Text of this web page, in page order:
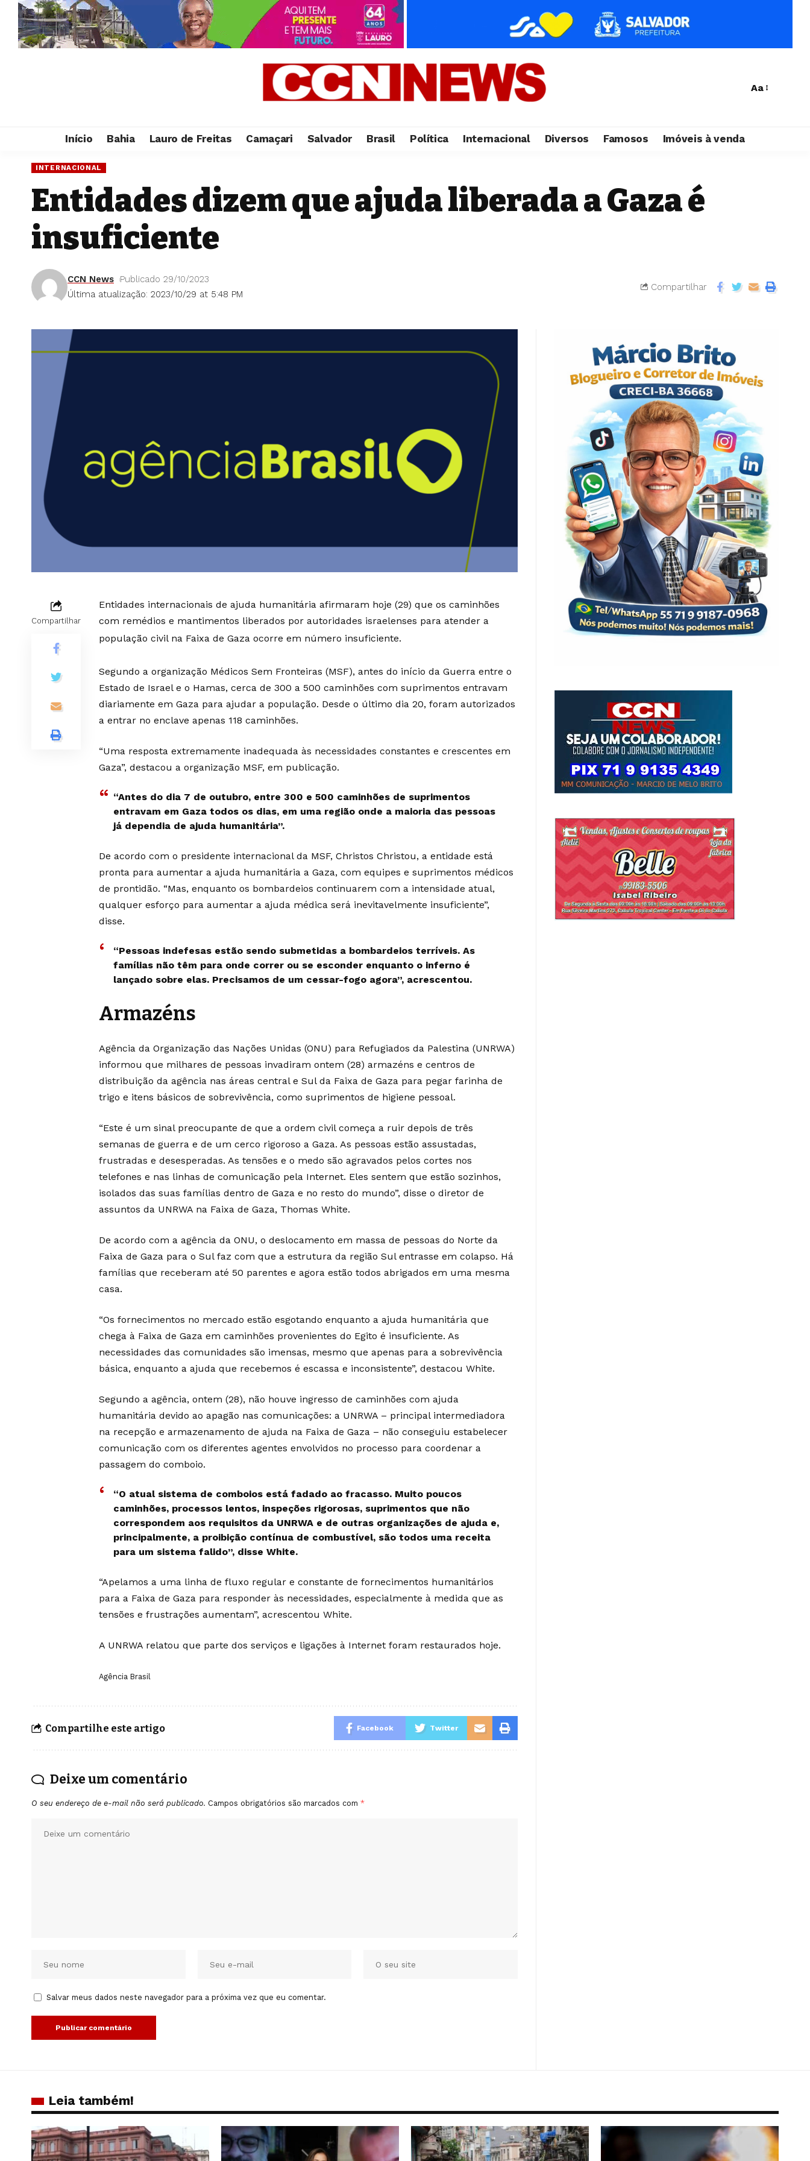
Aa
Início Bahia Lauro de Freitas Camaçari Salvador Brasil Política Internacional Diversos Famosos Imóveis à venda
INTERNACIONAL
Entidades dizem que ajuda liberada a Gaza é
insuficiente
Última atualização: 2023/10/29 at 5:48 PM
CCN News Publicado 29/10/2023
Compartilhar
Compartilhar
Entidades internacionais de ajuda humanitária afirmaram hoje (29) que os caminhões
com remédios e mantimentos liberados por autoridades israelenses para atender a
população civil na Faixa de Gaza ocorre em número insuficiente.
Segundo a organização Médicos Sem Fronteiras (MSF), antes do início da Guerra entre o
Estado de Israel e o Hamas, cerca de 300 a 500 caminhões com suprimentos entravam
diariamente em Gaza para ajudar a população. Desde o último dia 20, foram autorizados
a entrar no enclave apenas 118 caminhões.
“Uma resposta extremamente inadequada às necessidades constantes e crescentes em
Gaza”, destacou a organização MSF, em publicação.
“Antes do dia 7 de outubro, entre 300 e 500 caminhões de suprimentos
entravam em Gaza todos os dias, em uma região onde a maioria das pessoas
já dependia de ajuda humanitária”.
De acordo com o presidente internacional da MSF, Christos Christou, a entidade está
pronta para aumentar a ajuda humanitária a Gaza, com equipes e suprimentos médicos
de prontidão. “Mas, enquanto os bombardeios continuarem com a intensidade atual,
qualquer esforço para aumentar a ajuda médica será inevitavelmente insuficiente”,
disse.
“Pessoas indefesas estão sendo submetidas a bombardeios terríveis. As
famílias não têm para onde correr ou se esconder enquanto o inferno é
lançado sobre elas. Precisamos de um cessar-fogo agora”, acrescentou.
Armazéns
Agência da Organização das Nações Unidas (ONU) para Refugiados da Palestina (UNRWA)
informou que milhares de pessoas invadiram ontem (28) armazéns e centros de
distribuição da agência nas áreas central e Sul da Faixa de Gaza para pegar farinha de
trigo e itens básicos de sobrevivência, como suprimentos de higiene pessoal.
“Este é um sinal preocupante de que a ordem civil começa a ruir depois de três
semanas de guerra e de um cerco rigoroso a Gaza. As pessoas estão assustadas,
frustradas e desesperadas. As tensões e o medo são agravados pelos cortes nos
telefones e nas linhas de comunicação pela Internet. Eles sentem que estão sozinhos,
isolados das suas famílias dentro de Gaza e no resto do mundo”, disse o diretor de
assuntos da UNRWA na Faixa de Gaza, Thomas White.
De acordo com a agência da ONU, o deslocamento em massa de pessoas do Norte da
Faixa de Gaza para o Sul faz com que a estrutura da região Sul entrasse em colapso. Há
famílias que receberam até 50 parentes e agora estão todos abrigados em uma mesma
casa.
“Os fornecimentos no mercado estão esgotando enquanto a ajuda humanitária que
chega à Faixa de Gaza em caminhões provenientes do Egito é insuficiente. As
necessidades das comunidades são imensas, mesmo que apenas para a sobrevivência
básica, enquanto a ajuda que recebemos é escassa e inconsistente”, destacou White.
Segundo a agência, ontem (28), não houve ingresso de caminhões com ajuda
humanitária devido ao apagão nas comunicações: a UNRWA – principal intermediadora
na recepção e armazenamento de ajuda na Faixa de Gaza – não conseguiu estabelecer
comunicação com os diferentes agentes envolvidos no processo para coordenar a
passagem do comboio.
“O atual sistema de comboios está fadado ao fracasso. Muito poucos
caminhões, processos lentos, inspeções rigorosas, suprimentos que não
correspondem aos requisitos da UNRWA e de outras organizações de ajuda e,
principalmente, a proibição contínua de combustível, são todos uma receita
para um sistema falido”, disse White.
“Apelamos a uma linha de fluxo regular e constante de fornecimentos humanitários
para a Faixa de Gaza para responder às necessidades, especialmente à medida que as
tensões e frustrações aumentam”, acrescentou White.
A UNRWA relatou que parte dos serviços e ligações à Internet foram restaurados hoje.
Agência Brasil
Compartilhe este artigo Facebook Twitter
Deixe um comentário
O seu endereço de e-mail não será publicado. Campos obrigatórios são marcados com *
Salvar meus dados neste navegador para a próxima vez que eu comentar.
Leia também!